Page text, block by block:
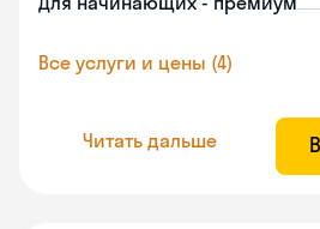
Все услуги и цены (4)
Читать дальше